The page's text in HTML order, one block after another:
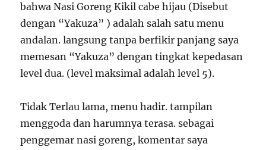
bahwa Nasi Goreng Kikil cabe hijau (Disebut
dengan “Yakuza” ) adalah salah satu menu
andalan. langsung tanpa berfikir panjang saya
memesan “Yakuza” dengan tingkat kepedasan
level dua. (level maksimal adalah level 5).
Tidak Terlau lama, menu hadir. tampilan
menggoda dan harumnya terasa. sebagai
penggemar nasi goreng, komentar saya